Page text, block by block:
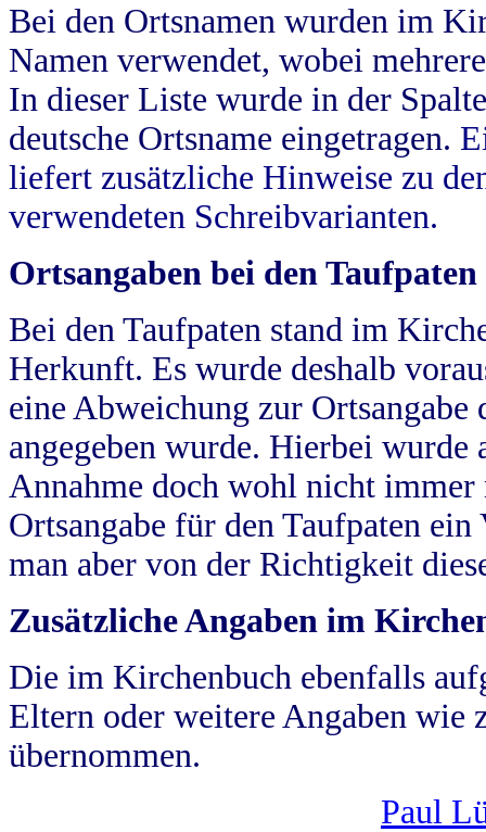
Bei den Ortsnamen wurden im
Namen verwendet, wobei
In dieser Liste wurde in der
deutsche Ortsname eingetragen.
liefert zusätzliche Hinweise zu
verwendeten Schreibvarianten.
Ortsangaben bei den Taufpaten
Bei den Taufpaten stand im
Herkunft. Es wurde deshalb
eine Abweichung zur
angegeben wurde. Hierbei wurde
Annahme doch wohl nicht
Ortsangabe für den Taufpaten
man aber von der Richtigkeit
Zusätzliche Angaben im
Die im Kirchenbuch ebenfalls
Eltern oder weitere Angaben wie
übernommen.
Paul